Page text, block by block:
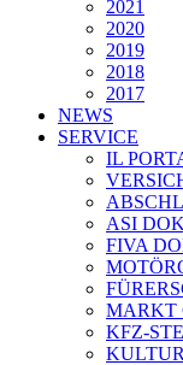
2021
2020
2019
2018
2017
NEWS
SERVICE
IL
ASI
FIVA
MARKT
KFZ-